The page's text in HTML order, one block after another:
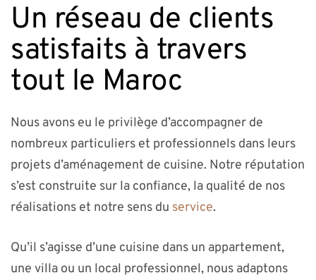
Un réseau de clients
satisfaits à travers
tout le Maroc
Nous avons eu le privilège d’accompagner de
nombreux particuliers et professionnels dans leurs
projets d’aménagement de cuisine. Notre réputation
s’est construite sur la confiance, la qualité de nos
réalisations et notre sens du service.
Qu’il s’agisse d’une cuisine dans un appartement,
une villa ou un local professionnel, nous adaptons